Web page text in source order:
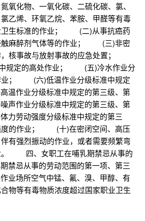
氧化物、一氧化碳、二硫化碳、氯、
乙烯、环氧乙烷、苯胺、甲醛等有毒
卫生标准的作业； (二)从事抗癌药
触麻醉剂气体等的作业； (三)非密
，核事故与放射事故的应急处置；
中规定的高处作业； (五)冷水作业分
业； (六)低温作业分级标准中规定
作业分级标准中规定的第三级、第
作业分级标准中规定的第三级、第
劳动强度分级标准中规定的第三
度的作业； (十)在密闭空间、高压
有强烈振动的作业，或者需要频繁弯
。 四、女职工在哺乳期禁忌从事的
忌从事的劳动范围的第一项、第三
场所空气中锰、氟、溴、甲醇、有
物等有毒物质浓度超过国家职业卫生